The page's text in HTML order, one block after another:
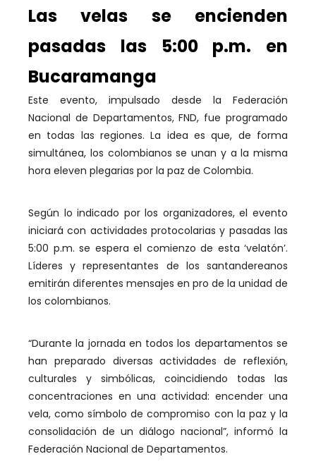
Las velas se encienden
pasadas las 5:00 p.m. en
Bucaramanga
Este evento, impulsado desde la Federación
Nacional de Departamentos, FND, fue programado
en todas las regiones. La idea es que, de forma
simultánea, los colombianos se unan y a la misma
hora eleven plegarias por la paz de Colombia.
Según lo indicado por los organizadores, el evento
iniciará con actividades protocolarias y pasadas las
5:00 p.m. se espera el comienzo de esta ‘velatón’.
Líderes y representantes de los santandereanos
emitirán diferentes mensajes en pro de la unidad de
los colombianos.
“Durante la jornada en todos los departamentos se
han preparado diversas actividades de reflexión,
culturales y simbólicas, coincidiendo todas las
concentraciones en una actividad: encender una
vela, como símbolo de compromiso con la paz y la
consolidación de un diálogo nacional”, informó la
Federación Nacional de Departamentos.